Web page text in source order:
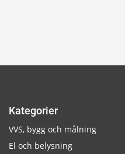
Kategorier
VVS, bygg och målning
El och belysning